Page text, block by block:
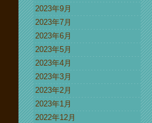
2023年9月
2023年7月
2023年6月
2023年5月
2023年4月
2023年3月
2023年2月
2023年1月
2022年12月